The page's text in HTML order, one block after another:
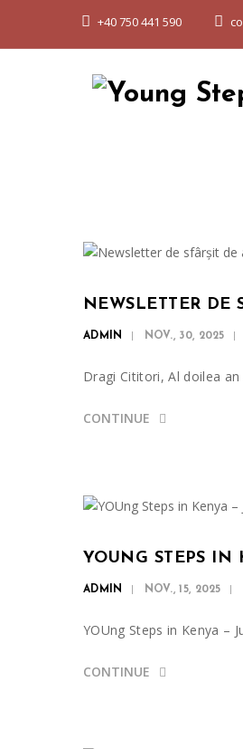
+40 750 441 590
NEWSLETTER DE
ADMIN NOV., 30, 2025
Dragi Cititori, Al doilea
CONTINUE
YOUNG STEPS IN
ADMIN NOV., 15, 2025
YOUng Steps in Kenya
CONTINUE